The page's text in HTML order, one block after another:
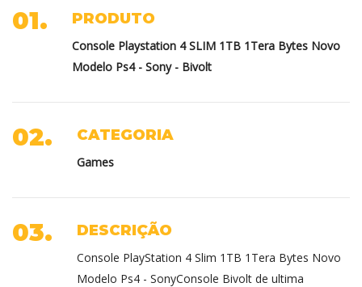
01. PRODUTO
Console Playstation 4 SLIM 1TB 1Tera Bytes Novo
Modelo Ps4 - Sony - Bivolt
02. CATEGORIA
Games
03. DESCRIÇÃO
Console PlayStation 4 Slim 1TB 1Tera Bytes Novo
Modelo Ps4 - SonyConsole Bivolt de ultima